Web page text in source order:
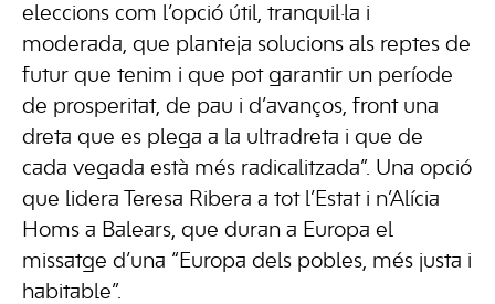
eleccions com l’opció útil, tranquil·la i
moderada, que planteja solucions als reptes de
futur que tenim i que pot garantir un període
de prosperitat, de pau i d’avanços, front una
dreta que es plega a la ultradreta i que de
cada vegada està més radicalitzada”. Una opció
que lidera Teresa Ribera a tot l’Estat i n’Alícia
Homs a Balears, que duran a Europa el
missatge d’una “Europa dels pobles, més justa i
habitable”.